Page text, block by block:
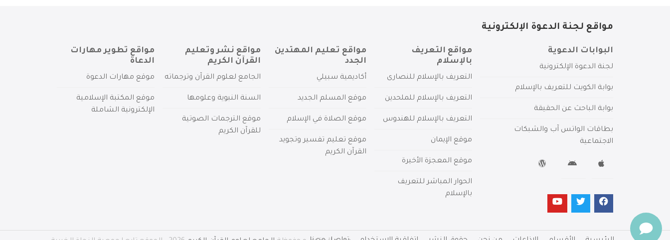
مواقع لجنة الدعوة الإلكترونية
البوابات الدعوية
لجنة الدعوة الإلكترونية
بوابة الكويت للتعريف بالإسلام
بوابة الباحث عن الحقيقة
بطاقات الواتس آب والشبكات
الاجتماعية
مواقع التعريف
بالإسلام
التعريف بالإسلام للنصارى
التعريف بالإسلام للملحدين
التعريف بالإسلام للهندوس
موقع الإيمان
موقع المعجزة الأخيرة
الحوار المباشر للتعريف
بالإسلام
مواقع تعليم المهتدين
الجدد
أكاديمية سبيلي
موقع المسلم الجديد
موقع الصلاة في الإسلام
موقع تعليم تفسير وتجويد
القرآن الكريم
مواقع نشر وتعليم
القرآن الكريم
الجامع لعلوم القرآن وترجماته
السنة النبوية وعلومها
موقع الترجمات الصوتية
للقرآن الكريم
مواقع تطوير مهارات
الدعاة
موقع مهارات الدعوة
موقع المكتبة الإسلامية
الإلكترونية الشاملة